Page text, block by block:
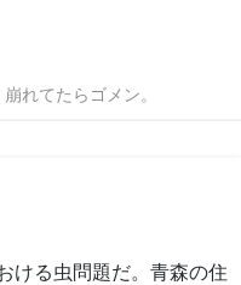
れてたらゴメン。
ける虫問題だ。青森の住